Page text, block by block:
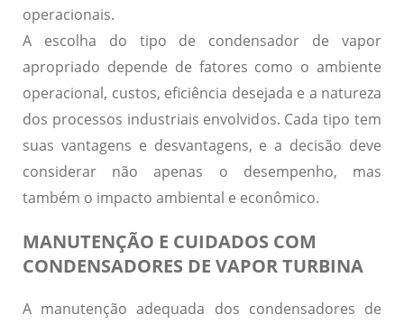
operacionais.
A escolha do tipo de condensador de vapor
apropriado depende de fatores como o ambiente
operacional, custos, eficiência desejada e a natureza
dos processos industriais envolvidos. Cada tipo tem
suas vantagens e desvantagens, e a decisão deve
considerar não apenas o desempenho, mas
também o impacto ambiental e econômico.
MANUTENÇÃO E CUIDADOS COM
CONDENSADORES DE VAPOR TURBINA
A manutenção adequada dos condensadores de